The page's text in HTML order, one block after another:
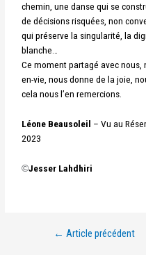
chemin, une danse qui se
de décisions risquées, non
qui préserve la singularité, la
blanche…
Ce moment partagé avec nous,
en-vie, nous donne de la joie,
cela nous l’en remercions.
Léone Beausoleil – Vu au
2023
©Jesser Lahdhiri
← Article précédent